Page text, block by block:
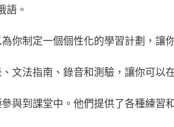
語。
你制定一個個性化的學習計劃，讓
文法指南、錄音和測驗，讓你可以
與到課堂中。他們提供了各種練習